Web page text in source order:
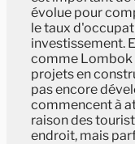
évolue pour
le taux
investissement.
comme Lombok
projets en
pas encore
commencent à
raison des
endroit, mais